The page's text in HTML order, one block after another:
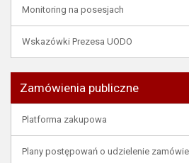
Monitoring na posesjach
Wskazówki Prezesa UODO
Zamówienia publiczne
Platforma zakupowa
Plany postępowań o udzielenie